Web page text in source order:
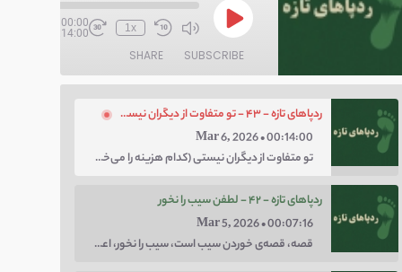
1x
00:00
00:14:00
SUBSCRIBE
SHARE
ردپاهای تازه - ۴۳ - تو متفاوت از دیگران نیستی
Mar 6, 2026 • 00:14:00
تو متفاوت از دیگران نیستی (کدام هزینه را می‌خواهی پرداخت کنی؛ هزینه‌ی چاق بودن یا لاغر بودن؟ با توهم متفاوت بودن کار را برای خودت سخت نکن.)
ردپاهای تازه - ۴۲ - لطفن سیب را نخور
Mar 5, 2026 • 00:07:16
قصه، قصه‌ی خوردن سیب است، سیب را نخور، اعتماد کن.